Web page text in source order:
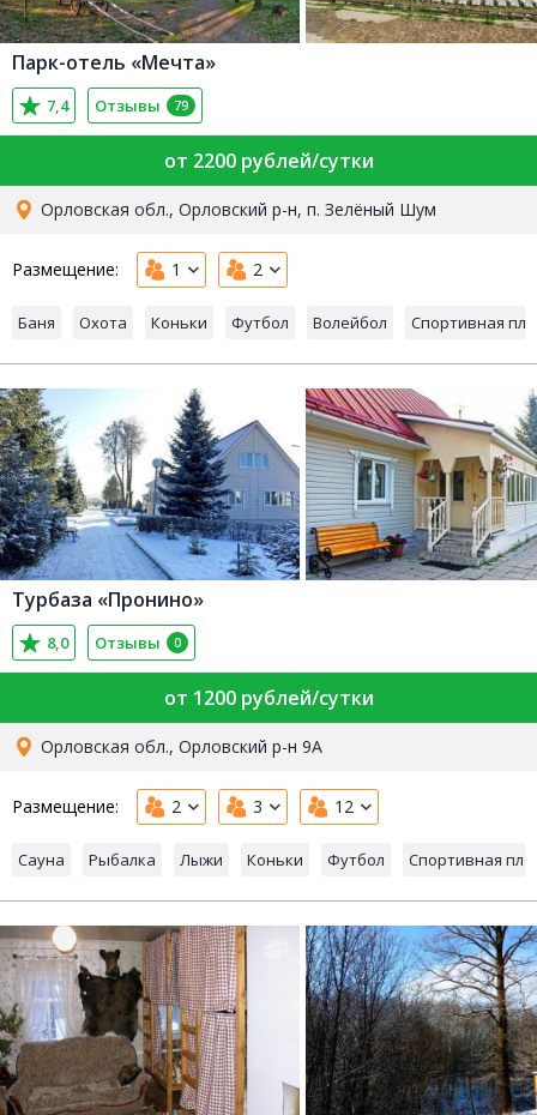
Парк-отель «Мечта»
7,4 Отзывы 79
от 2200 рублей/сутки
Орловская обл., Орловский р-н, п. Зелёный Шум
Размещение: 1 2
Баня Охота Коньки Футбол Волейбол Спортивная
Турбаза «Пронино»
8,0 Отзывы 0
от 1200 рублей/сутки
Орловская обл., Орловский р-н 9А
Размещение: 2 3 12
Сауна Рыбалка Лыжи Коньки Футбол Спортивная